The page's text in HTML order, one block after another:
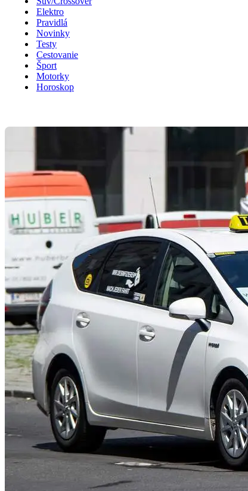
Elektro
Pravidlá
Novinky
Testy
Cestovanie
Šport
Motorky
Horoskop